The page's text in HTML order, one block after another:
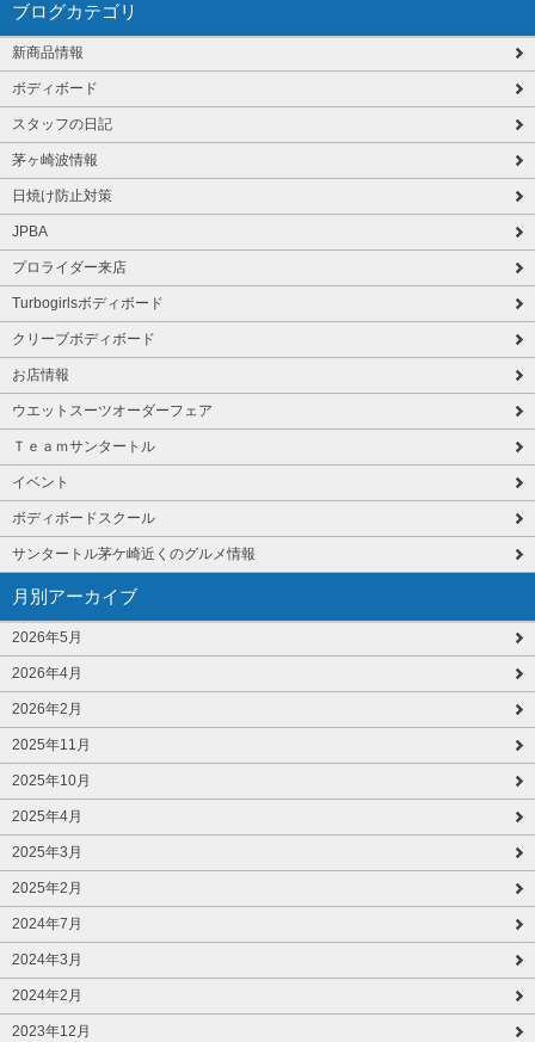
ブログカテゴリ
新商品情報
ボディボード
スタッフの日記
茅ヶ崎波情報
日焼け防止対策
JPBA
プロライダー来店
Turbogirlsボディボード
クリーブボディボード
お店情報
ウエットスーツオーダーフェア
Ｔｅａｍサンタートル
イベント
ボディボードスクール
サンタートル茅ケ崎近くのグルメ情報
月別アーカイブ
2026年5月
2026年4月
2026年2月
2025年11月
2025年10月
2025年4月
2025年3月
2025年2月
2024年7月
2024年3月
2024年2月
2023年12月